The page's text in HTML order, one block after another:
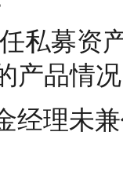
私募资
产品情况